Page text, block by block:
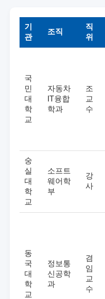
기
관
조직
직
위
국
민
대
학
교
자동차
IT융합
학과
조
교
수
숭
실
대
학
교
소프트
웨어학
부
강
사
동
국
대
학
교
정보통
신공학
과
겸
임
교
수